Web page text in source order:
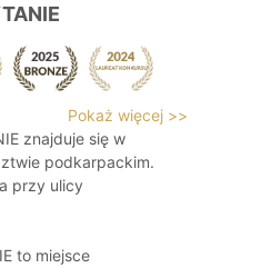
Pokaż więcej >>
znajduje się w
podkarpackim.
przy ulicy
to miejsce